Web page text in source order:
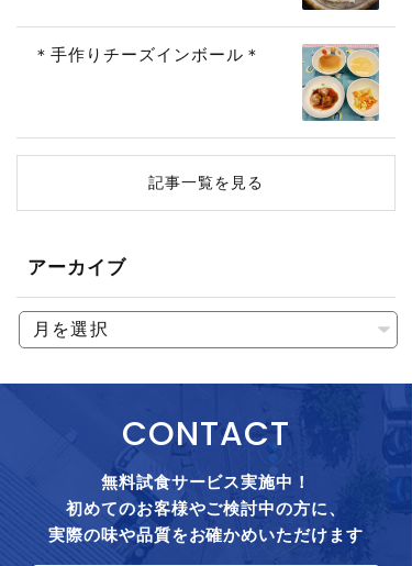
＊手作りチーズインボール＊
記事一覧を見る
アーカイブ
CONTACT
無料試食サービス実施中！
初めてのお客様やご検討中の方に、
実際の味や品質をお確かめいただけます